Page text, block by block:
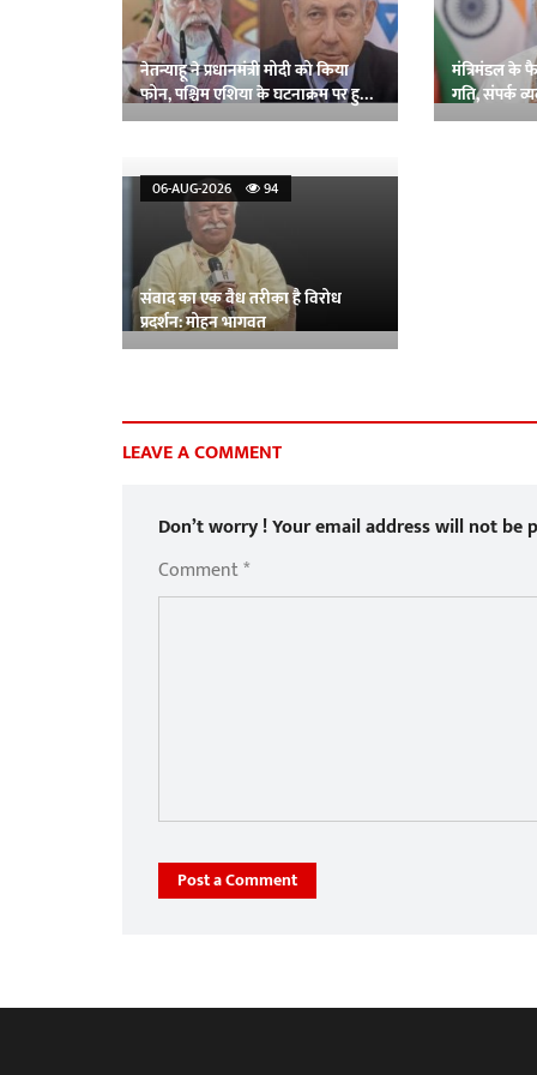
नेतन्याहू ने प्रधानमंत्री मोदी को किया
फोन, पश्चिम एशिया के घटनाक्रम पर हुई
चर्चा
मंत्रिमंडल के
गति, संपर्क
प्रधानमंत्री
06-AUG-2026 94
संवाद का एक वैध तरीका है विरोध
प्रदर्शन: मोहन भागवत
LEAVE A COMMENT
Don’t worry ! Your email address will not be
Comment *
Post a Comment